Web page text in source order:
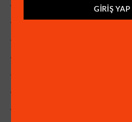
3G/4G WINN DESTEĞİ
YAPAY ZEKA
GIRIŞ YAP